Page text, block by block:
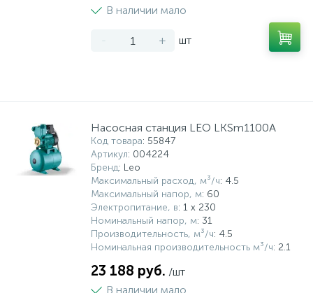
В наличии мало
- + шт
Насосная станция LEO LKSm1100А
Код товара: 55847
Артикул: 004224
Бренд: Leo
Максимальный расход, м³/ч: 4.5
Максимальный напор, м: 60
Электропитание, в: 1 x 230
Номинальный напор, м: 31
Производительность, м³/ч: 4.5
Номинальная производительность м³/ч: 2.1
23 188 руб. /шт
В наличии мало